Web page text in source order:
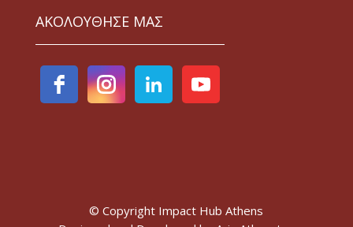
ΑΚΟΛΟΥΘΗΣΕ ΜΑΣ
© Copyright Impact Hub Athens